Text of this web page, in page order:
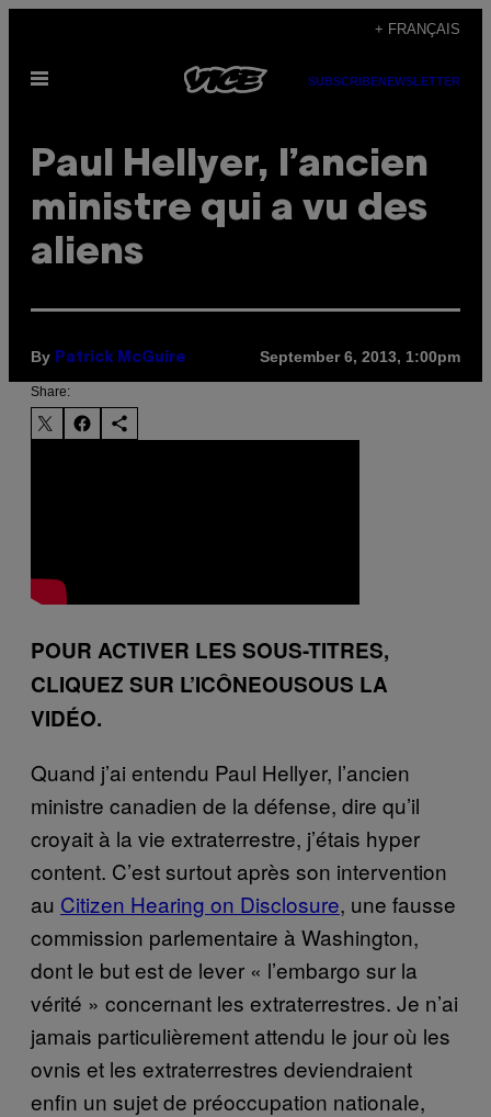
content
+ FRANÇAIS
Open
SUBSCRIBENEWSLETTER
Paul Hellyer, l’ancien
ministre qui a vu des
aliens
By Patrick McGuire September 6, 2013, 1:00pm
Share:
POUR ACTIVER LES SOUS-TITRES,
CLIQUEZ SUR L’ICÔNEOUSOUS LA
VIDÉO.
Quand j’ai entendu Paul Hellyer, l’ancien
ministre canadien de la défense, dire qu’il
croyait à la vie extraterrestre, j’étais hyper
content. C’est surtout après son intervention
au Citizen Hearing on Disclosure, une fausse
commission parlementaire à Washington,
dont le but est de lever « l’embargo sur la
vérité » concernant les extraterrestres. Je n’ai
jamais particulièrement attendu le jour où les
ovnis et les extraterrestres deviendraient
enfin un sujet de préoccupation nationale,